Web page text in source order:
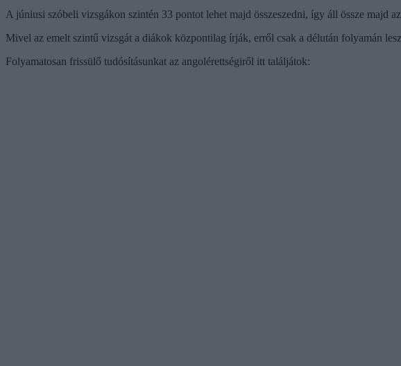
A júniusi szóbeli vizsgákon szintén 33 pontot lehet majd összeszedni, így áll össze majd
Mivel az emelt szintű vizsgát a diákok központilag írják, erről csak a délután folyamán
Folyamatosan frissülő tudósításunkat az angolérettségiről itt találjátok: